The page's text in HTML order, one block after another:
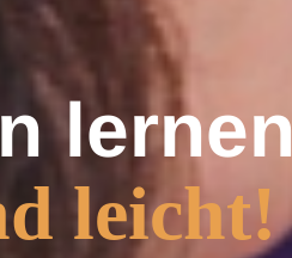
lernen
leicht!